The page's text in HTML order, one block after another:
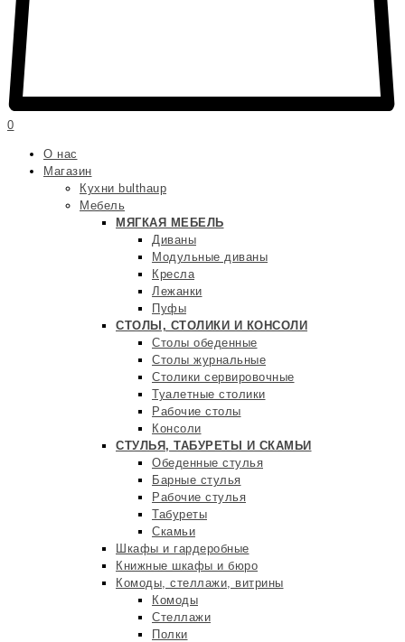
0
О нас
Магазин
Кухни bulthaup
Мебель
МЯГКАЯ МЕБЕЛЬ
Диваны
Модульные диваны
Кресла
Лежанки
Пуфы
СТОЛЫ, СТОЛИКИ И КОНСОЛИ
Столы обеденные
Столы журнальные
Столики сервировочные
Туалетные столики
Рабочие столы
Консоли
СТУЛЬЯ, ТАБУРЕТЫ И СКАМЬИ
Обеденные стулья
Барные стулья
Рабочие стулья
Табуреты
Скамьи
Шкафы и гардеробные
Книжные шкафы и бюро
Комоды, стеллажи, витрины
Комоды
Стеллажи
Полки